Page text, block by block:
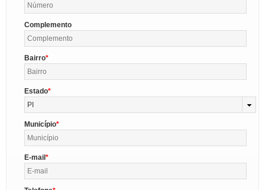
Complemento
Bairro
Estado
PI
Município
E-mail